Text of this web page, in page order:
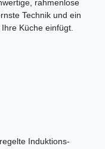
rahmenlose
Technik und ein
Küche einfügt.
Induktions-